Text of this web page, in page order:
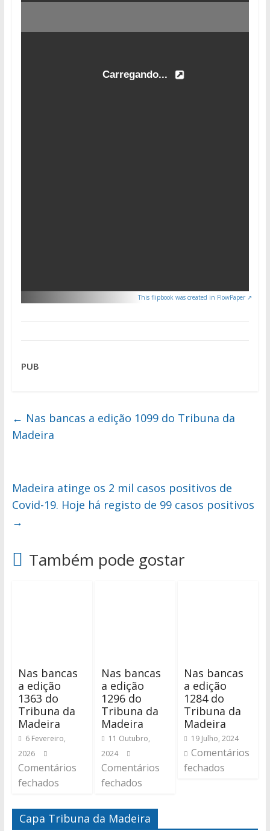
This flipbook was created in FlowPaper ↗
PUB
← Nas bancas a edição 1099 do Tribuna da
Madeira
Madeira atinge os 2 mil casos positivos de
Covid-19. Hoje há registo de 99 casos positivos
→
Também pode gostar
Nas bancas
a edição
1363 do
Tribuna da
Madeira
6 Fevereiro,
2026
Comentários
fechados
Nas bancas
a edição
1296 do
Tribuna da
Madeira
11 Outubro,
2024
Comentários
fechados
Nas bancas
a edição
1284 do
Tribuna da
Madeira
19 Julho, 2024
Comentários
fechados
Capa Tribuna da Madeira